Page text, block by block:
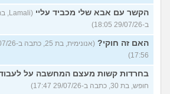
הקשר עם אבא שלי מכביד עליי
ב-29/07/26 18:05)
האם זה חוקי?
(אנונימית, בת
17:56)
בחרדות קשות מעצם המחשבה על
חופש, בת 30, כתבה ב-29/07/26 17:47)